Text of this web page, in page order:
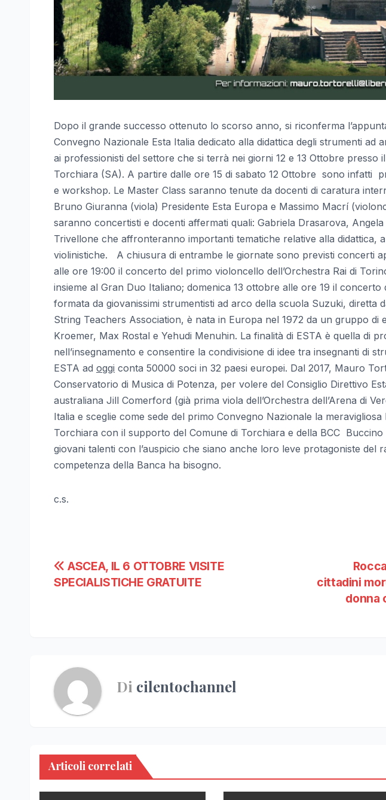
Dopo il grande successo ottenuto lo scorso anno, si riconferma
Convegno Nazionale Esta Italia dedicato alla didattica degli strumenti ad
ai professionisti del settore che si terrà nei giorni 12 e 13 Ottobre presso
Torchiara (SA). A partire dalle ore 15 di sabato 12 Ottobre sono infatti
e workshop. Le Master Class saranno tenute da docenti di caratura
Bruno Giuranna (viola) Presidente Esta Europa e Massimo Macrí
saranno concertisti e docenti affermati quali: Gabriela Drasarova,
Trivellone che affronteranno importanti tematiche relative alla didattica,
violinistiche. A chiusura di entrambe le giornate sono previsti concerti
alle ore 19:00 il concerto del primo violoncello dell’Orchestra Rai di
insieme al Gran Duo Italiano; domenica 13 ottobre alle ore 19 il concerto
formata da giovanissimi strumentisti ad arco della scuola Suzuki, diretta
String Teachers Association, è nata in Europa nel 1972 da un gruppo di
Kroemer, Max Rostal e Yehudi Menuhin. La finalità di ESTA è quella di
nell’insegnamento e consentire la condivisione di idee tra insegnanti di
ESTA ad oggi conta 50000 soci in 32 paesi europei. Dal 2017, Mauro
Conservatorio di Musica di Potenza, per volere del Consiglio Direttivo
australiana Jill Comerford (già prima viola dell’Orchestra dell’Arena di
Italia e sceglie come sede del primo Convegno Nazionale la
Torchiara con il supporto del Comune di Torchiara e della BCC Buccino
giovani talenti con l’auspicio che siano anche loro leve protagoniste del
competenza della Banca ha bisogno.
c.s.
Navigazione
articoli
cittadini
donna
ASCEA, IL 6 OTTOBRE VISITE
SPECIALISTICHE GRATUITE
Di cilentochannel
Articoli correlati